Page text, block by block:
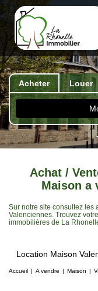
Acheter Louer
Achat /
Maison a
Sur notre site consultez les
Valenciennes. Trouvez
immobilières de La
Location Maison
Accueil A vendre Maison